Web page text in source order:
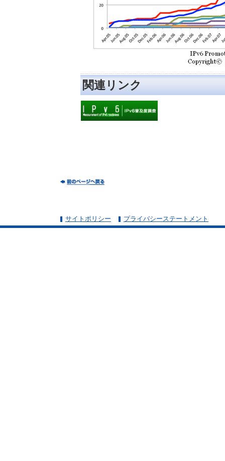
関連リンク
サイトポリシー プライバシーステートメント